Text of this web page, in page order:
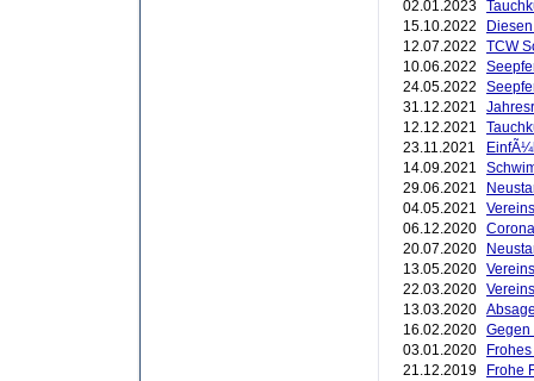
02.01.2023
15.10.2022
12.07.2022
TCW
10.06.2022
24.05.2022
31.12.2021
12.12.2021
23.11.2021
14.09.2021
29.06.2021
04.05.2021
06.12.2020
20.07.2020
13.05.2020
22.03.2020
13.03.2020
16.02.2020 Gegen
03.01.2020
21.12.2019
Frohe